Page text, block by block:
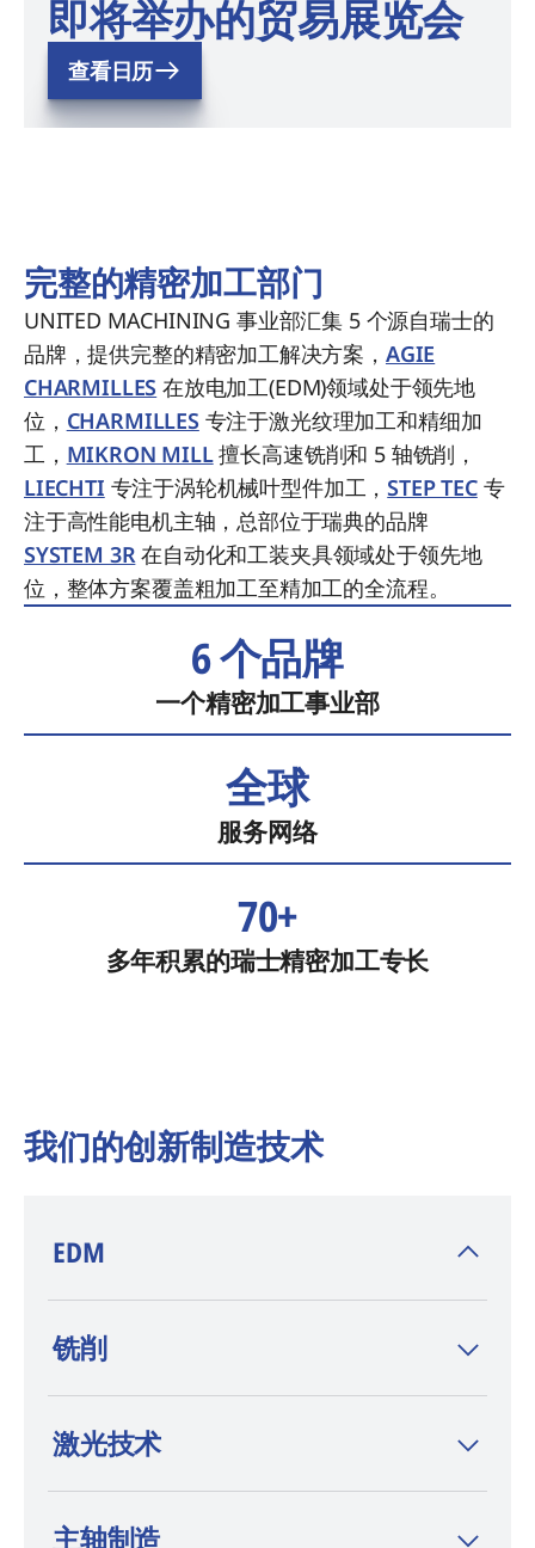
即将举办的贸易展览会
查看日历
完整的精密加工部门
UNITED MACHINING 事业部汇集 5 个源自瑞士的
品牌，提供完整的精密加工解决方案， AGIE
CHARMILLES 在放电加工(EDM)领域处于领先地
位， CHARMILLES 专注于激光纹理加工和精细加
工， MIKRON MILL擅长高速铣削和 5 轴铣削，
LIECHTI 专注于涡轮机械叶型件加工，STEP TEC专
注于高性能电机主轴，总部位于瑞典的品牌
SYSTEM 3R在自动化和工装夹具领域处于领先地
位，整体方案覆盖粗加工至精加工的全流程。
6 个品牌
一个精密加工事业部
全球
服务网络
70+
多年积累的瑞士精密加工专长
我们的创新制造技术
EDM
的发明者，在 wire-cut EDM、sinker EDM 和
钻孔 EDM 领域，这一品牌以高端定位和持续
铣削
激光技术
主轴制造